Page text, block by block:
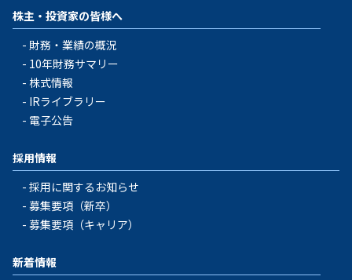
株主・投資家の皆様へ
財務・業績の概況
10年財務サマリー
株式情報
IRライブラリー
電子公告
採用情報
採用に関するお知らせ
募集要項（新卒）
募集要項（キャリア）
新着情報